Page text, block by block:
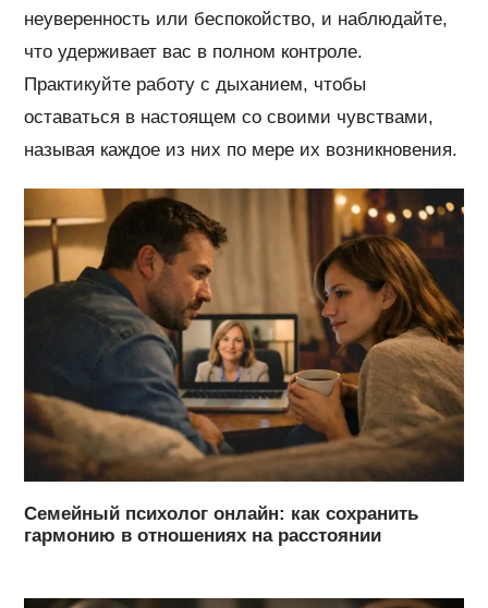
неуверенность или беспокойство, и наблюдайте,
что удерживает вас в полном контроле.
Практикуйте работу с дыханием, чтобы
оставаться в настоящем со своими чувствами,
называя каждое из них по мере их возникновения.
Семейный психолог онлайн: как сохранить
гармонию в отношениях на расстоянии